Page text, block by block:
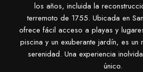
:
los años, incluida la
terremoto de 1755. Ubicada en
ofrece fácil acceso a playas y
piscina y un exuberante jardín, es
serenidad. Una experiencia
único.